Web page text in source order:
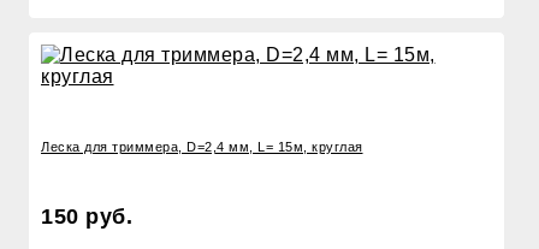
Леска для триммера, D=2,4 мм, L= 15м, круглая
150 руб.